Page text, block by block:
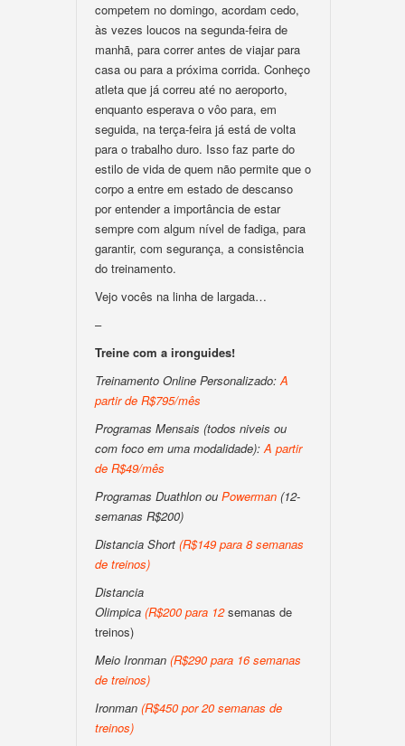
competem no domingo, acordam cedo,
às vezes loucos na segunda-feira de
manhã, para correr antes de viajar para
casa ou para a próxima corrida. Conheço
atleta que já correu até no aeroporto,
enquanto esperava o vôo para, em
seguida, na terça-feira já está de volta
para o trabalho duro. Isso faz parte do
estilo de vida de quem não permite que o
corpo a entre em estado de descanso
por entender a importância de estar
sempre com algum nível de fadiga, para
garantir, com segurança, a consistência
do treinamento.
Vejo vocês na linha de largada…
–
Treine com a ironguides!
Treinamento Online Personalizado:A
partir de R$795/mês
Programas Mensais (todos niveis ou
com foco em uma modalidade):A partir
de R$49/mês
Programas Duathlon ou Powerman (12-
semanas R$200)
Distancia Short (R$149 para 8 semanas
de treinos)
Distancia
Olimpica (R$200 para 12semanas de
treinos)
Meio Ironman (R$290 para 16 semanas
de treinos)
Ironman (R$450 por 20 semanas de
treinos)